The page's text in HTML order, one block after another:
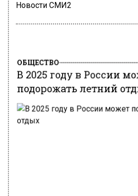
Новости СМИ2
ОБЩЕСТВО
В 2025 году в России
подорожать летний